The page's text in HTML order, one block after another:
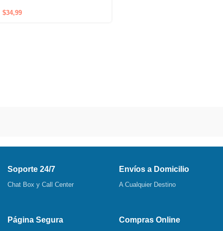
$34,99
Soporte 24/7
Chat Box y Call Center
Envíos a Domicilio
A Cualquier Destino
Página Segura Compras Online